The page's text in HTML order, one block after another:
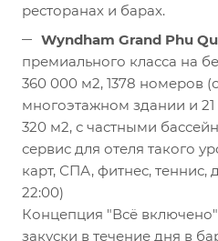
ресторанах и барах.
Wyndham Grand Phu
премиального класса на
360 000 м2, 1378 номеров
многоэтажном здании и 21
320 м2, с частными
сервис для отеля такого
карт, СПА, фитнес, теннис,
22:00)
Концепция "Всё
закуски в течение дня в